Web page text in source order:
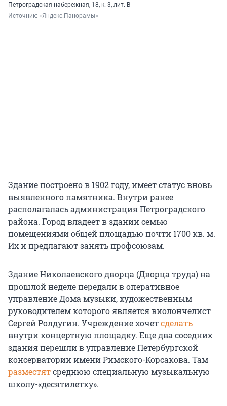
Петроградская набережная, 18, к. 3, лит. В
Источник: «Яндекс.Панорамы»
Здание построено в 1902 году, имеет статус вновь
выявленного памятника. Внутри ранее
располагалась администрация Петроградского
района. Город владеет в здании семью
помещениями общей площадью почти 1700 кв. м.
Их и предлагают занять профсоюзам.
Здание Николаевского дворца (Дворца труда) на
прошлой неделе передали в оперативное
управление Дома музыки, художественным
руководителем которого является виолончелист
Сергей Ролдугин. Учреждение хочетсделать
внутри концертную площадку. Еще два соседних
здания перешли в управление Петербургской
консерватории имени Римского-Корсакова. Там
разместятсреднюю специальную музыкальную
школу-«десятилетку».